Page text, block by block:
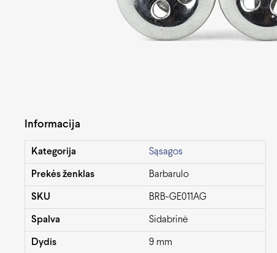
Informacija
Kategorija Sąsagos
Prekės ženklas Barbarulo
SKU BRB-GE011AG
Spalva Sidabrinė
Dydis 9 mm